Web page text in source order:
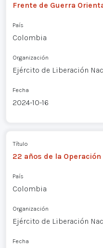
Frente de Guerra
País
Colombia
Organización
Ejército de Liberación
Fecha
2024-10-16
Título
22 años de la Operación
País
Colombia
Organización
Ejército de Liberación
Fecha